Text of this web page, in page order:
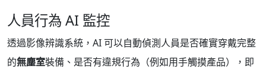
人員行為 AI 監控
透過影像辨識系統，AI 可以自動偵測人員是否確實穿戴完整
的無塵室裝備、是否有違規行為（例如用手觸摸產品），即